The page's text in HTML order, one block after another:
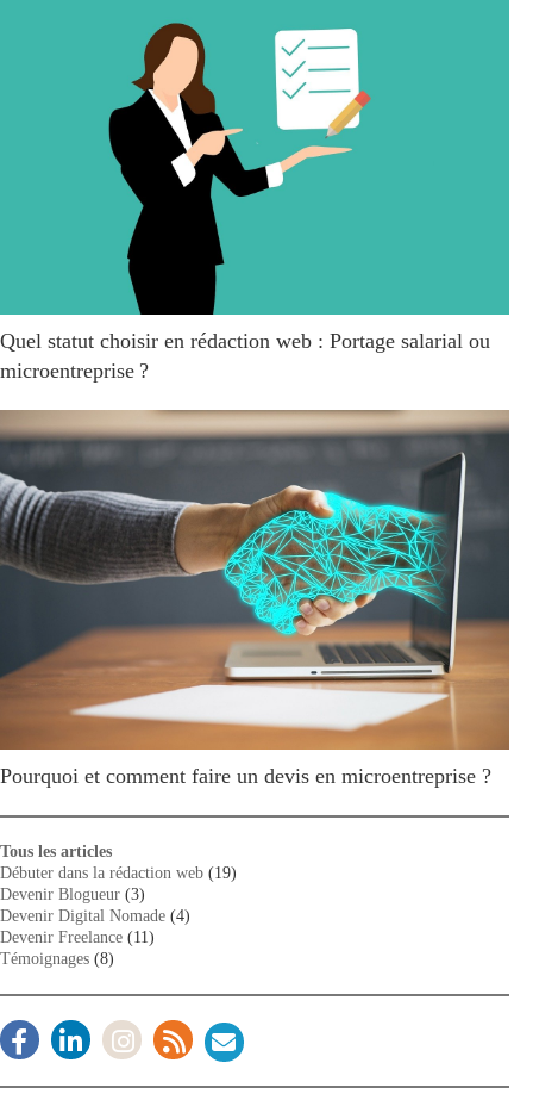
Quel statut choisir en rédaction web : Portage salarial ou
microentreprise ?
Pourquoi et comment faire un devis en microentreprise ?
Tous les articles
Débuter dans la rédaction web (19)
Devenir Blogueur (3)
Devenir Digital Nomade (4)
Devenir Freelance (11)
Témoignages (8)